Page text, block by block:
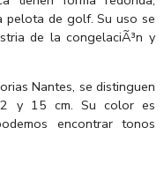
pelota de golf. Su uso se
de la congelaciÃ³n y
Nantes, se distinguen
y 15 cm. Su color es
encontrar tonos